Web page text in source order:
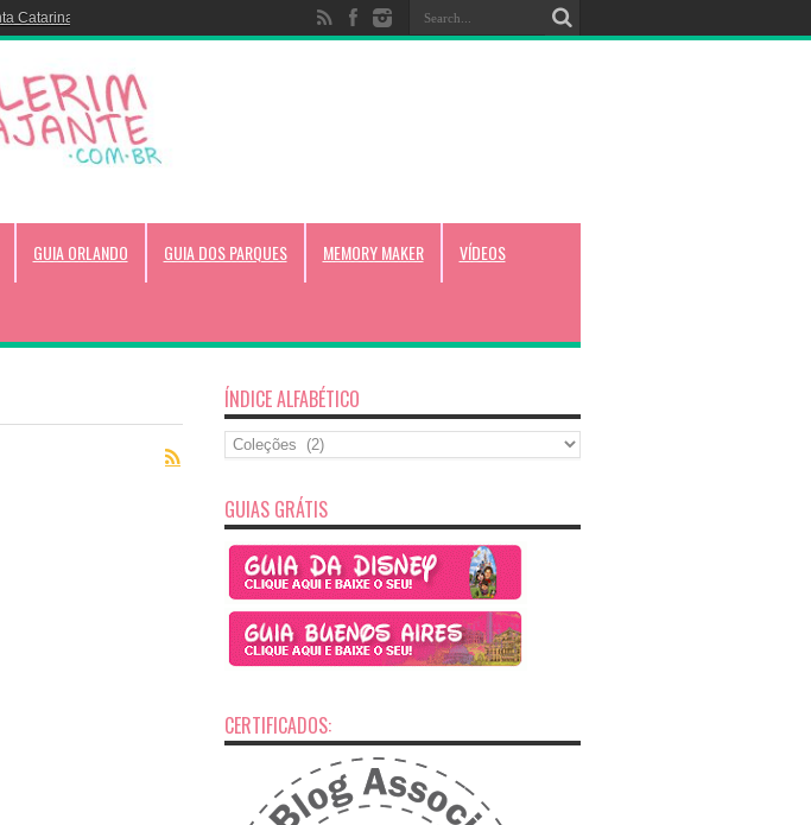
GUIA ORLANDO GUIA DOS PARQUES MEMORY MAKER VÍDEOS
ÍNDICE ALFABÉTICO
Índice
Alfabético
GUIAS GRÁTIS
CERTIFICADOS: